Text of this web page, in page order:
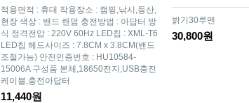
적용면적 : 휴대 작용장소 : 캠핑,낚시,등산,
현장 색상 : 밴드 랜덤 충전방법 : 아답터 방
식 정격전압 : 220V 60Hz LED칩 : XML-T6
LED칩 헤드사이즈 : 7.8CM x 3.8CM(밴드
조절가능) 안전인증번호 : HU10584-
15006A 구성품 본체,18650전지,USB충전
케이블,충전아답터
11,440원
밝기30루멘
30,800원